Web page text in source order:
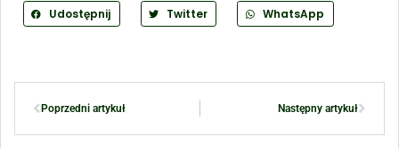
Udostępnij Twitter WhatsApp
Poprzedni artykuł Następny artykuł